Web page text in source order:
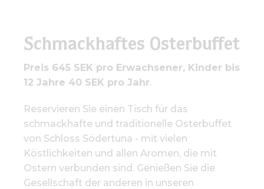
Schmackhaftes Osterbuffet
Preis 645 SEK pro Erwachsener, Kinder bis
12 Jahre 40 SEK pro Jahr.
Reservieren Sie einen Tisch für das
schmackhafte und traditionelle Osterbuffet
von Schloss Södertuna - mit vielen
Köstlichkeiten und allen Aromen, die mit
Ostern verbunden sind. Genießen Sie die
Gesellschaft der anderen in unseren